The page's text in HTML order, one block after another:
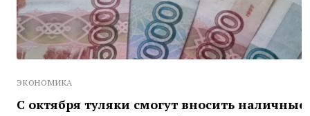
ЭКОНОМИКА
С октября туляки смогут вносить наличные